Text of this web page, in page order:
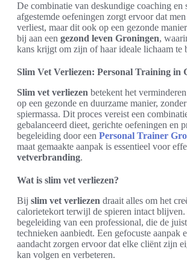
De combinatie van deskundige coaching en
afgestemde oefeningen zorgt ervoor dat
verliest, maar dit ook op een gezonde
bij aan een gezond leven Groningen,
kans krijgt om zijn of haar ideale lichaam te
Slim Vet Verliezen: Personal Training in
Slim vet verliezen betekent het
op een gezonde en duurzame manier,
spiermassa. Dit proces vereist een
gebalanceerd dieet, gerichte oefeningen en
begeleiding door een Personal Trainer
maat gemaakte aanpak is essentieel voor
vetverbranding.
Wat is slim vet verliezen?
Bij slim vet verliezen draait alles om het
calorietekort terwijl de spieren intact
begeleiding van een professional, die de
technieken aanbiedt. Een gefocuste aanpak
aandacht zorgen ervoor dat elke cliënt zijn
kan volgen en verbeteren.